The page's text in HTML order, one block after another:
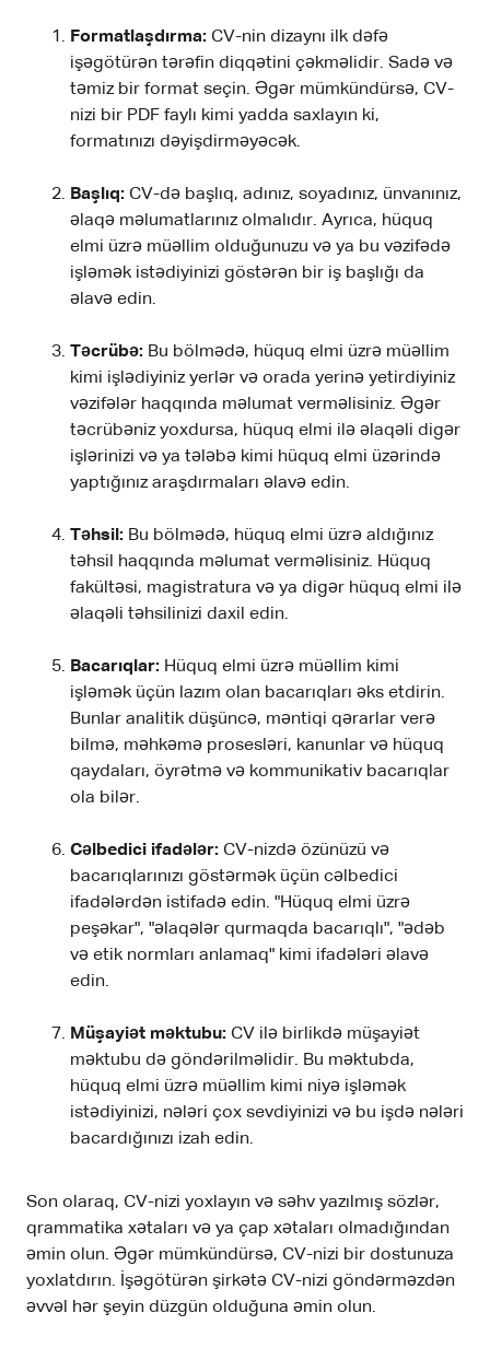
Formatlaşdırma: CV-nin dizaynı ilk dəfə
işəgötürən tərəfin diqqətini çəkməlidir. Sadə və
təmiz bir format seçin. Əgər mümkündürsə, CV-
nizi bir PDF faylı kimi yadda saxlayın ki,
formatınızı dəyişdirməyəcək.
Başlıq: CV-də başlıq, adınız, soyadınız, ünvanınız,
əlaqə məlumatlarınız olmalıdır. Ayrıca, hüquq
elmi üzrə müəllim olduğunuzu və ya bu vəzifədə
işləmək istədiyinizi göstərən bir iş başlığı da
əlavə edin.
Təcrübə: Bu bölmədə, hüquq elmi üzrə müəllim
kimi işlədiyiniz yerlər və orada yerinə yetirdiyiniz
vəzifələr haqqında məlumat verməlisiniz. Əgər
təcrübəniz yoxdursa, hüquq elmi ilə əlaqəli digər
işlərinizi və ya tələbə kimi hüquq elmi üzərində
yaptığınız araşdırmaları əlavə edin.
Təhsil: Bu bölmədə, hüquq elmi üzrə aldığınız
təhsil haqqında məlumat verməlisiniz. Hüquq
fakültəsi, magistratura və ya digər hüquq elmi ilə
əlaqəli təhsilinizi daxil edin.
Bacarıqlar: Hüquq elmi üzrə müəllim kimi
işləmək üçün lazım olan bacarıqları əks etdirin.
Bunlar analitik düşüncə, məntiqi qərarlar verə
bilmə, məhkəmə prosesləri, kanunlar və hüquq
qaydaları, öyrətmə və kommunikativ bacarıqlar
ola bilər.
Cəlbedici ifadələr: CV-nizdə özünüzü və
bacarıqlarınızı göstərmək üçün cəlbedici
ifadələrdən istifadə edin. "Hüquq elmi üzrə
peşəkar", "əlaqələr qurmaqda bacarıqlı", "ədəb
və etik normları anlamaq" kimi ifadələri əlavə
edin.
Müşayiət məktubu: CV ilə birlikdə müşayiət
məktubu də göndərilməlidir. Bu məktubda,
hüquq elmi üzrə müəllim kimi niyə işləmək
istədiyinizi, nələri çox sevdiyinizi və bu işdə nələri
bacardığınızı izah edin.
Son olaraq, CV-nizi yoxlayın və səhv yazılmış sözlər,
qrammatika xətaları və ya çap xətaları olmadığından
əmin olun. Əgər mümkündürsə, CV-nizi bir dostunuza
yoxlatdırın. İşəgötürən şirkətə CV-nizi göndərməzdən
əvvəl hər şeyin düzgün olduğuna əmin olun.